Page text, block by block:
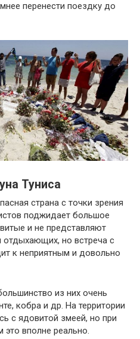
перенести поездку до
Туниса
страна с точки зрения
поджидает большое
и не представляют
отдыхающих, но встреча с
к неприятным и довольно
из них очень
кобра и др. На территории
с ядовитой змеей, но при
это вполне реально.